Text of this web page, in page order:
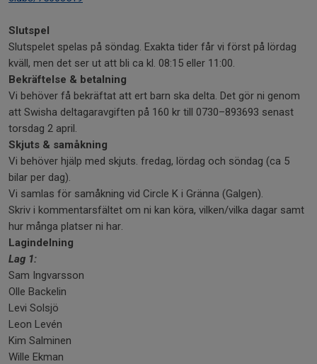
Slutspel
Slutspelet spelas på söndag. Exakta tider får vi först på lördag
kväll, men det ser ut att bli ca kl. 08:15 eller 11:00.
Bekräftelse & betalning
Vi behöver få bekräftat att ert barn ska delta. Det gör ni genom
att Swisha deltagaravgiften på 160 kr till 0730–893693 senast
torsdag 2 april.
Skjuts & samåkning
Vi behöver hjälp med skjuts. fredag, lördag och söndag (ca 5
bilar per dag).
Vi samlas för samåkning vid Circle K i Gränna (Galgen).
Skriv i kommentarsfältet om ni kan köra, vilken/vilka dagar samt
hur många platser ni har.
Lagindelning
Lag 1:
Sam Ingvarsson
Olle Backelin
Levi Solsjö
Leon Levén
Kim Salminen
Wille Ekman